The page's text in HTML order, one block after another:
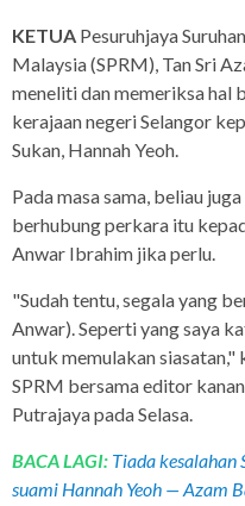
KETUA Pesuruhjaya
Malaysia (SPRM), Tan Sri
meneliti dan memeriksa hal
kerajaan negeri Selangor
Sukan, Hannah Yeoh.
Pada masa sama, beliau
berhubung perkara itu
Anwar Ibrahim jika perlu.
"Sudah tentu, segala yang
Anwar). Seperti yang saya
untuk memulakan
SPRM bersama editor
Putrajaya pada Selasa.
BACA LAGI: Tiada kesalahan
suami Hannah Yeoh — Azam